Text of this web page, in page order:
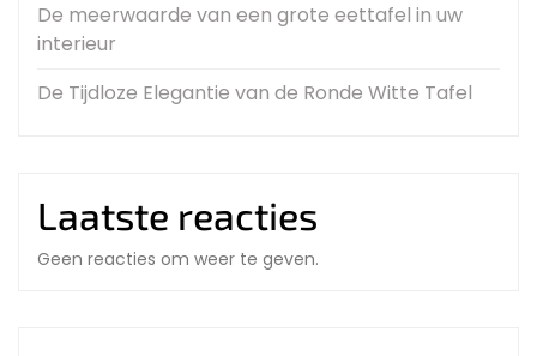
De meerwaarde van een grote eettafel in uw
interieur
De Tijdloze Elegantie van de Ronde Witte Tafel
Laatste reacties
Geen reacties om weer te geven.